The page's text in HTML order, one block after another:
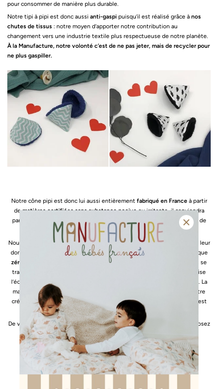
pour consommer de manière plus durable.
Notre tipi à pipi est donc aussi anti-gaspi puisqu’il est réalisé grâce à nos
chutes de tissus : notre moyen d’apporter notre contribution au
changement vers une industrie textile plus respectueuse de notre planète.
À la Manufacture, notre volonté c’est de ne pas jeter, mais de recycler pour
ne plus gaspiller.
Notre cône pipi est donc lui aussi entièrement fabriqué en Franceà partir
dematières certifiées sans substance nociveou irritante, il conviendra
parfaitement à la peau sensible des nouveau-nés et sera respectueux de
notre environnement
Nous avons donc bien fait de conserver nos chutes, nous pouvons ainsi leur
donner une seconde vie en confectionnant noscônes à pipi.
Une pratique
zéro déchet
, comme on l’aime ! Avec l’upcycling : “rien ne se perd, tout se
transforme”. De plus, avec cette nouvelle forme de recyclage, on favorise
l’économie d’énergie dans la production de chacun des objets finalisés. La
matière première ne demande pas de consommation d’énergie pour être
créée, elle est prête à être transformée. Finalement, la valeur ajoutée est
importante, sans pour autant menacer nos ressources.
De votre côté, pour nous aider à revaloriser nos chutes, vous nous proposez
vos idées ?
Retrouver nos cônes pipi ici